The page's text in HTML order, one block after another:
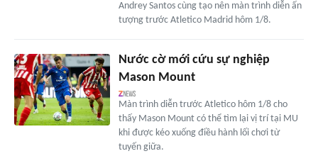
Andrey Santos cùng tạo nên màn trình diễn ấn
tượng trước Atletico Madrid hôm 1/8.
Nước cờ mới cứu sự nghiệp
Mason Mount
Màn trình diễn trước Atletico hôm 1/8 cho
thấy Mason Mount có thể tìm lại vị trí tại MU
khi được kéo xuống điều hành lối chơi từ
tuyến giữa.